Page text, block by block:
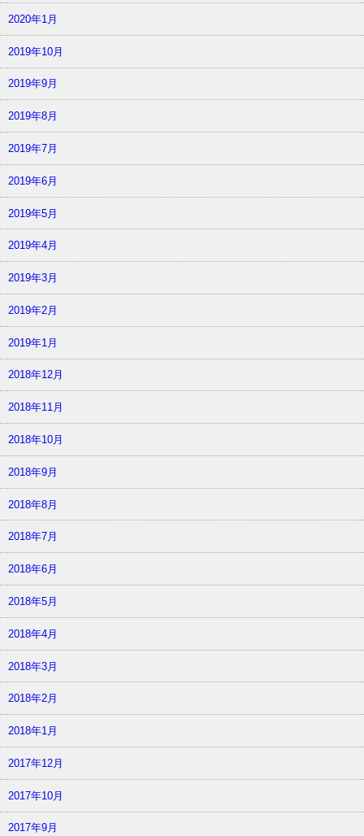
2020年1月
2019年10月
2019年9月
2019年8月
2019年7月
2019年6月
2019年5月
2019年4月
2019年3月
2019年2月
2019年1月
2018年12月
2018年11月
2018年10月
2018年9月
2018年8月
2018年7月
2018年6月
2018年5月
2018年4月
2018年3月
2018年2月
2018年1月
2017年12月
2017年10月
2017年9月